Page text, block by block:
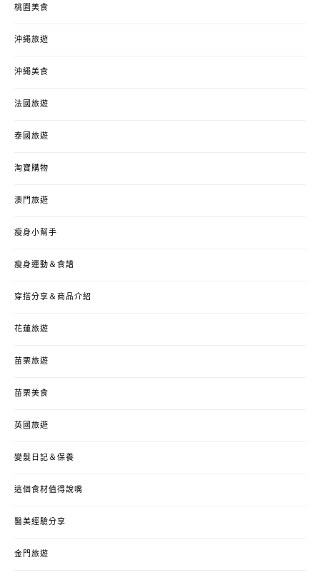
桃園美食
沖繩旅遊
沖繩美食
法國旅遊
泰國旅遊
淘寶購物
澳門旅遊
瘦身小幫手
瘦身運動＆食譜
穿搭分享＆商品介紹
花蓮旅遊
苗栗旅遊
苗栗美食
英國旅遊
變髮日記＆保養
這個食材值得說嘴
醫美經驗分享
金門旅遊